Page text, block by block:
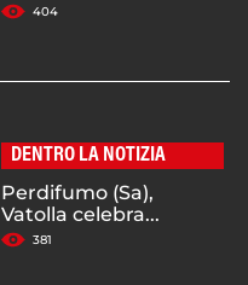
404
DENTRO LA NOTIZIA
Perdifumo (Sa),
Vatolla celebra...
381